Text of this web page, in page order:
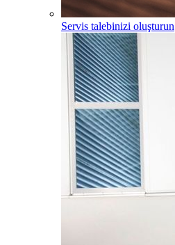
Servis talebinizi oluşturun